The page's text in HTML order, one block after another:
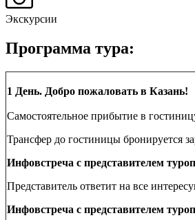
Экскурсии
Программа тура:
1 День. Добро пожаловать в Казань!
Самостоятельное прибытие в
Трансфер до гостиницы бронируется
Инфовстреча с представителем
Представитель ответит на все
Инфовстреча с представителем